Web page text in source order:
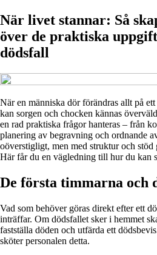
När livet stannar: Så
över de praktiska
dödsfall
När en människa dör förändras allt på
kan sorgen och chocken kännas
en rad praktiska frågor hanteras – från
planering av begravning och ordnande
oöverstigligt, men med struktur och stöd
Här får du en vägledning till hur du kan
De första timmarna och
Vad som behöver göras direkt efter ett
inträffar. Om dödsfallet sker i hemmet
fastställa döden och utfärda ett
sköter personalen detta.